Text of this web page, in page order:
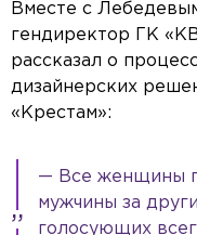
Вместе с
гендиректор ГК
рассказал о
дизайнерских
«Крестам»:
— Все женщины
мужчины за
голосующих